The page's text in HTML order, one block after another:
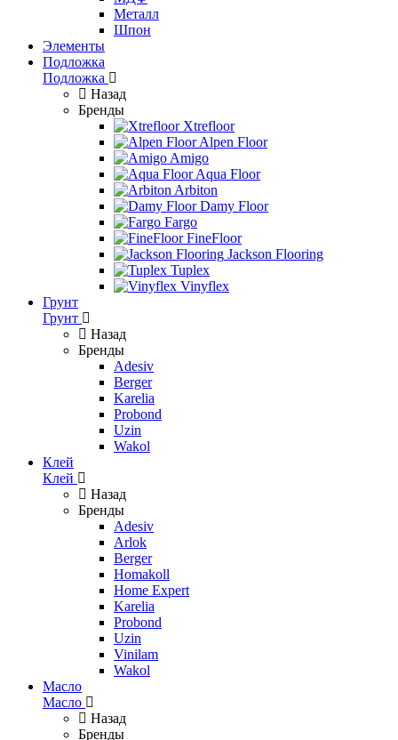
Металл
Шпон
Элементы
Подложка
Подложка
Назад
Бренды
Xtrefloor
Alpen Floor
Amigo
Aqua Floor
Arbiton
Damy Floor
Fargo
FineFloor
Jackson Flooring
Tuplex
Vinyflex
Грунт
Грунт
Назад
Бренды
Adesiv
Berger
Karelia
Probond
Uzin
Wakol
Клей
Клей
Назад
Бренды
Adesiv
Arlok
Berger
Homakoll
Home Expert
Karelia
Probond
Uzin
Vinilam
Wakol
Масло
Масло
Назад
Бренды